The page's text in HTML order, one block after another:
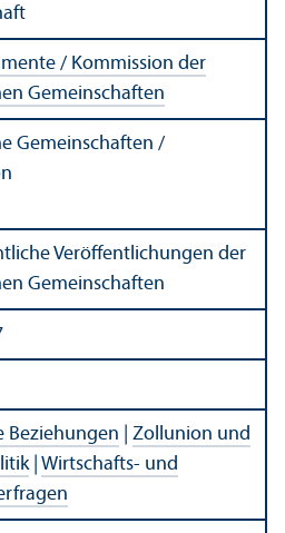
/ Kommission der
Gemeinschaften
Gemeinschaften /
Veröffentlichungen der
Gemeinschaften
Beziehungen
Zollunion und
| Wirtschafts- und